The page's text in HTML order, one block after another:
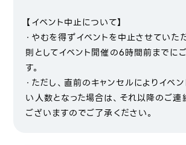
【イベント中止について】
・やむを得ずイベントを中止させていた
則としてイベント開催の6時間前までに
す。
・ただし、直前のキャンセルによりイベ
い人数となった場合は、それ以降のご連
ございますのでご了承ください。